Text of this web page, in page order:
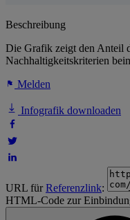
Beschreibung
Die Grafik zeigt den Anteil
Nachhaltigkeitskriterien
Melden
Infografik downloaden
URL fürReferenzlink:
HTML-Code zur